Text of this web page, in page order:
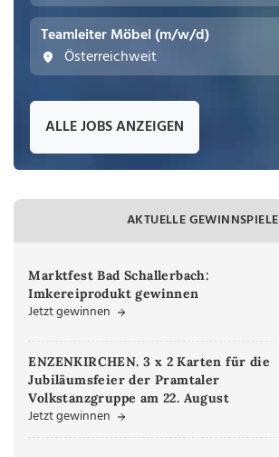
Teamleiter Möbel (m/w/d)
Österreichweit
ALLE JOBS ANZEIGEN
AKTUELLE GEWINNSPIELE
Marktfest Bad Schallerbach:
Imkereiprodukt gewinnen
Jetzt gewinnen
ENZENKIRCHEN. 3 x 2 Karten für die
Jubiläumsfeier der Pramtaler
Volkstanzgruppe am 22. August
Jetzt gewinnen